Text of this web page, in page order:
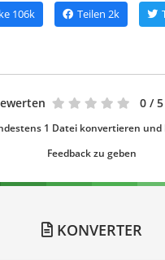
106k Teilen 2k
0 /
1 Datei konvertieren
Feedback zu geben
KONVERTER